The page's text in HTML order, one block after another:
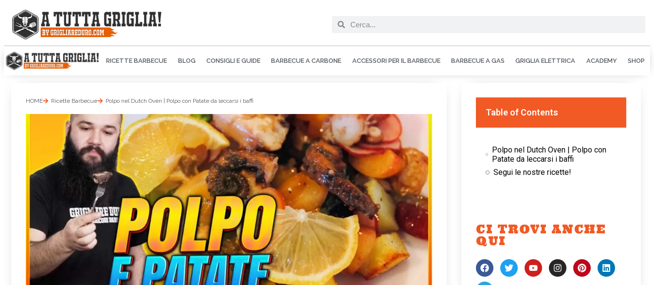
RICETTE BARBECUE BLOG CONSIGLI E GUIDE BARBECUE A CARBONE ACCESSORI PER IL BARBECUE BARBECUE A GAS GRIGLIA ELETTRICA ACADEMY SHOP
HOME Ricette Barbecue Polpo nel Dutch Oven | Polpo con Patate da leccarsi i baffi
Table of Contents
Polpo nel Dutch Oven | Polpo con
Patate da leccarsi i baffi
Segui le nostre ricette!
CI TROVI ANCHE
QUI